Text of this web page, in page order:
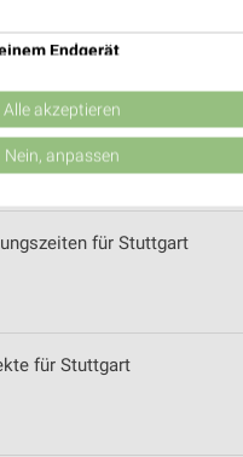
für Stuttgart
für Stuttgart
für Stuttgart
Endgerät
Alle akzeptieren
Nein, anpassen